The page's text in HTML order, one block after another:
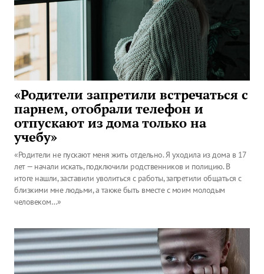
«Родители запретили встречаться с
парнем, отобрали телефон и
отпускают из дома только на
учебу»
«Родители не пускают меня жить отдельно. Я уходила из дома в 17
лет — начали искать, подключили родственников и полицию. В
итоге нашли, заставили уволиться с работы, запретили общаться с
близкими мне людьми, а также быть вместе с моим молодым
человеком…»